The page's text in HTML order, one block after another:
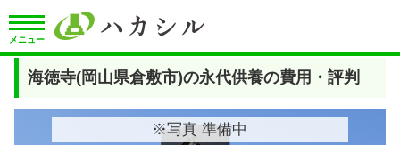
メニュー
海徳寺(岡山県倉敷市)の永代供養の費用・評判
※写真 準備中